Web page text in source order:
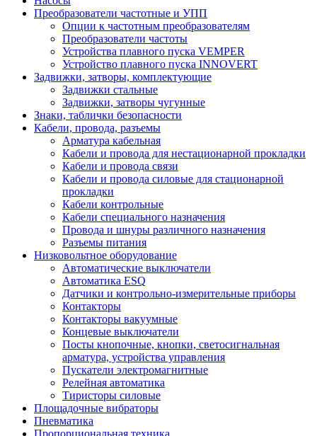
Преобразователи частотные и УПП
Опции к частотным преобразователям
Преобразователи частоты
Устройства плавного пуска VEMPER
Устройство плавного пуска INNOVERT
Задвижки, затворы, комплектующие
Задвижки стальные
Задвижки, затворы чугунные
Знаки, таблички безопасности
Кабели, провода, разъемы
Арматура кабельная
Кабели и провода для нестационарной прокладки
Кабели и провода связи
Кабели и провода силовые для стационарной
прокладки
Кабели контрольные
Кабели специального назначения
Провода и шнуры различного назначения
Разъемы питания
Низковольтное оборудование
Автоматические выключатели
Автоматика ESQ
Датчики и контрольно-измерительные приборы
Контакторы
Контакторы вакуумные
Концевые выключатели
Посты кнопочные, кнопки, светосигнальная
арматура, устройства управления
Пускатели электромагнитные
Релейная автоматика
Тиристоры силовые
Площадочные вибраторы
Пневматика
Пропорциональная техника